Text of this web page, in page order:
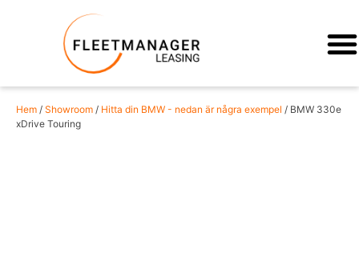
Hem / Showroom / Hitta din BMW - nedan är några exempel / BMW 330e
xDrive Touring